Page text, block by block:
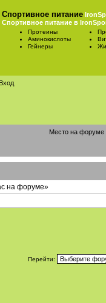
Спортивное питание
Спортивное питание в
Протеины
Аминокислоты
Гейнеры
Вход
Место на форуме
на форуме»
Перейти: